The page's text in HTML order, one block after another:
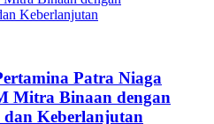
Patra Niaga
Mitra Binaan dengan
dan Keberlanjutan